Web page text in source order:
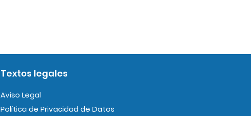
Textos legales
Aviso Legal
Política de Privacidad de Datos